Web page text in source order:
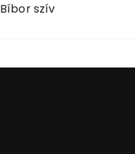
Bíbor szív